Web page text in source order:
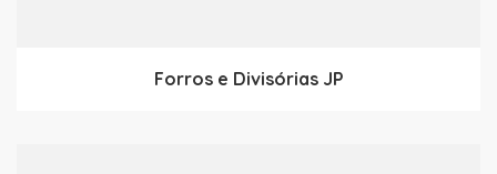
Forros e Divisórias JP